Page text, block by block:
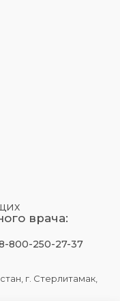
врача:
800-250-27-37
г. Стерлитамак,